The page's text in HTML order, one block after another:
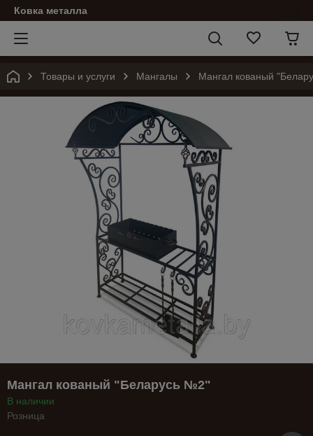
Ковка металла
Товары и услуги Мангалы Мангал кованый
Мангал кованый "Беларусь №2"
В наличии
Розница